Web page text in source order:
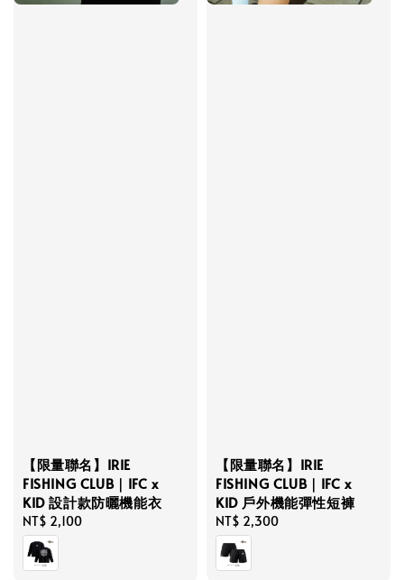
【限量聯名】IRIE
FISHING CLUB｜IFC x
KID 設計款防曬機能衣
Regular
price
NT$ 2,100
【限量聯名】IRIE
FISHING CLUB｜IFC x
KID 戶外機能彈性短褲
Regular
price
NT$ 2,300